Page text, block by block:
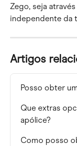
Zego, seja
independente da
Artigos
Posso obter
Que extras
apólice?
Como posso